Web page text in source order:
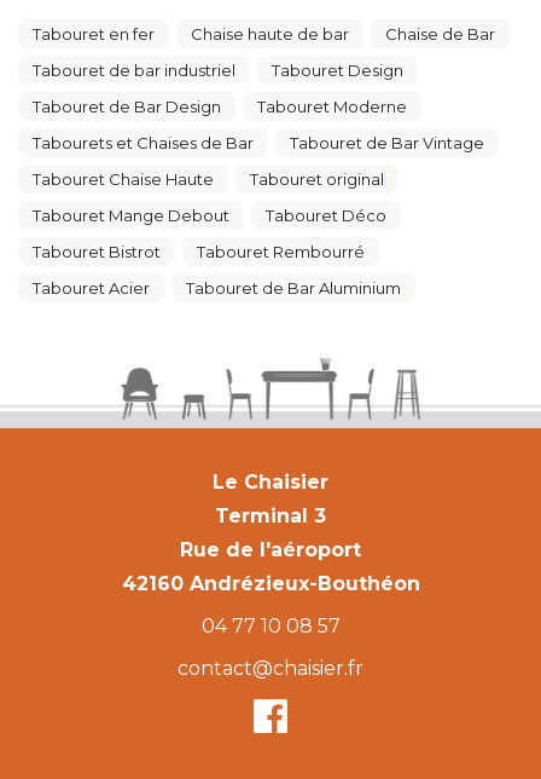
Tabouret en fer Chaise haute de bar
Chaise de Bar
Tabouret de bar industriel
Tabouret Design
Tabouret de Bar Design
Tabouret Moderne
Tabourets et Chaises de Bar
Tabouret de Bar Vintage
Tabouret Chaise Haute
Tabouret original
Tabouret Mange Debout
Tabouret Déco
Tabouret Bistrot
Tabouret Rembourré
Tabouret Acier
Tabouret de Bar Aluminium
Le Chaisier
Terminal 3
Rue de l'aéroport
42160 Andrézieux-Bouthéon
04 77 10 08 57
contact@chaisier.fr